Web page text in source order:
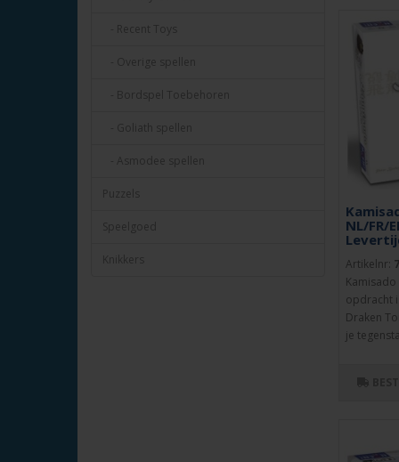
- Recent Toys
- Overige spellen
- Bordspel Toebehoren
- Goliath spellen
- Asmodee spellen
Puzzels
Speelgoed
Knikkers
NL/FR/
Artikelnr:
opdracht
Draken
je